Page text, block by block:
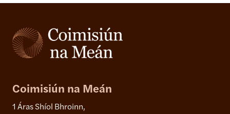
Coimisiún na Meán
1 Áras Shíol Bhroinn,